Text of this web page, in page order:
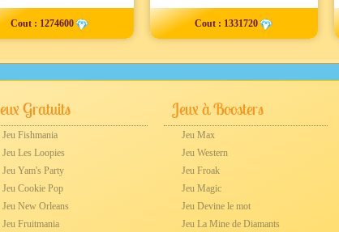
Cout : 1274600 Cout : 1331720
Gratuits
Jeu Fishmania
Jeu Les Loopies
Jeu Yam's Party
Jeu Cookie Pop
Jeu New Orleans
Jeu Fruitmania
Jeux à Boosters
Jeu Max
Jeu Western
Jeu Froak
Jeu Magic
Jeu Devine le mot
Jeu La Mine de Diamants